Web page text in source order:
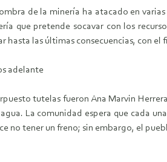
de la mine­ría ha atacado en
que pretende socavar con los
hasta las últimas consecuen­cias, con
adelante
tutelas fueron Ana Marvin
La co­munidad espe­ra que cada
no tener un freno; sin embargo, el